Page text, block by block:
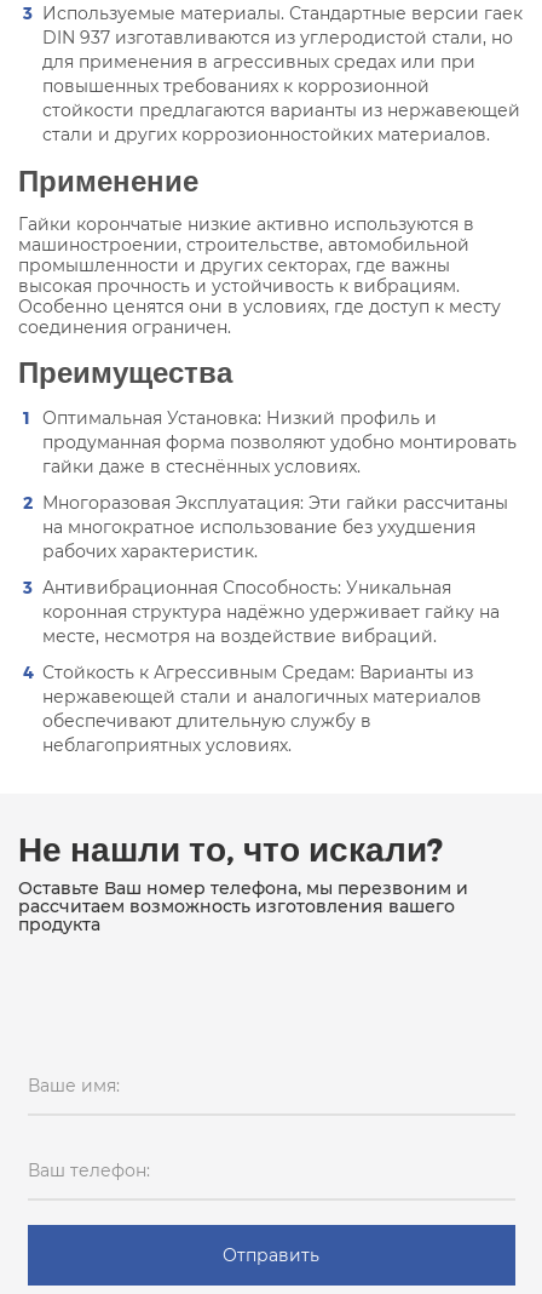
Используемые материалы. Стандартные версии гаек
DIN 937 изготавливаются из углеродистой стали, но
для применения в агрессивных средах или при
повышенных требованиях к коррозионной
стойкости предлагаются варианты из нержавеющей
стали и других коррозионностойких материалов.
Применение
Гайки корончатые низкие активно используются в
машиностроении, строительстве, автомобильной
промышленности и других секторах, где важны
высокая прочность и устойчивость к вибрациям.
Особенно ценятся они в условиях, где доступ к месту
соединения ограничен.
Преимущества
Оптимальная Установка: Низкий профиль и
продуманная форма позволяют удобно монтировать
гайки даже в стеснённых условиях.
Многоразовая Эксплуатация: Эти гайки рассчитаны
на многократное использование без ухудшения
рабочих характеристик.
Антивибрационная Способность: Уникальная
коронная структура надёжно удерживает гайку на
месте, несмотря на воздействие вибраций.
Стойкость к Агрессивным Средам: Варианты из
нержавеющей стали и аналогичных материалов
обеспечивают длительную службу в
неблагоприятных условиях.
Не нашли то, что искали?
Оставьте Ваш номер телефона, мы перезвоним и
рассчитаем возможность изготовления вашего
продукта
Ваше имя:
Ваш телефон:
Отправить